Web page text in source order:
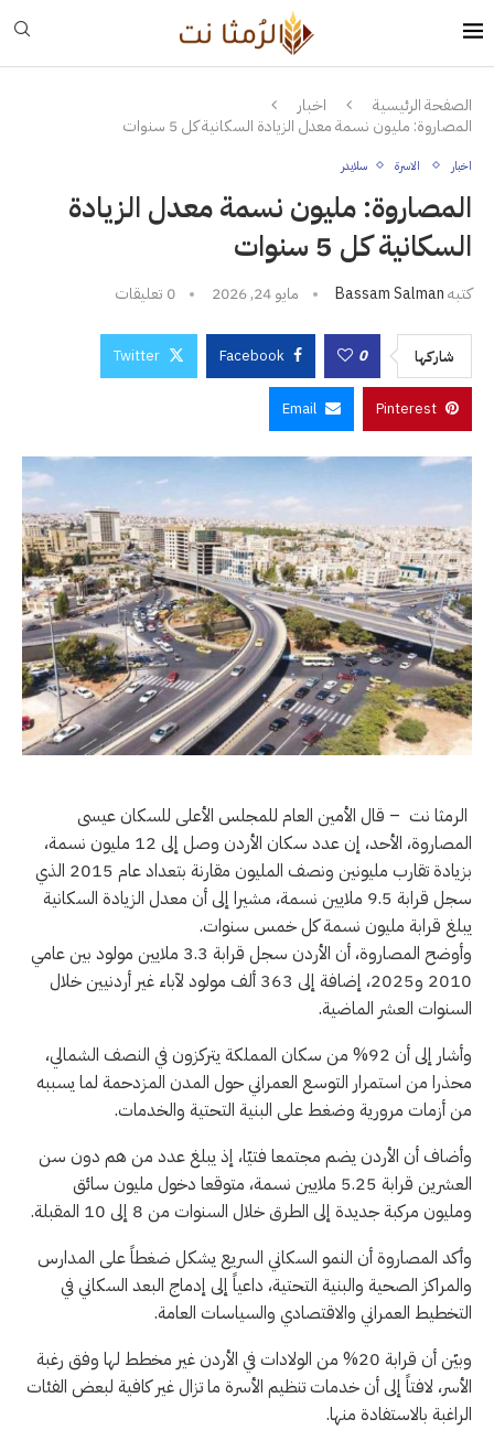
الصفحة الرئيسية
اخبار
المصاروة: مليون نسمة معدل الزيادة السكانية كل 5 سنوات
اخبار الاسرة سلايدر
المصاروة: مليون نسمة معدل الزيادة
السكانية كل 5 سنوات
كتبهBassam Salman مايو 24, 2026 0 تعليقات
شاركها 0
Facebook
Twitter
Pinterest
Email
الرمثا نت – قال الأمين العام للمجلس الأعلى للسكان عيسى
المصاروة، الأحد، إن عدد سكان الأردن وصل إلى 12 مليون نسمة،
بزيادة تقارب مليونين ونصف المليون مقارنة بتعداد عام 2015 الذي
سجل قرابة 9.5 ملايين نسمة، مشيرا إلى أن معدل الزيادة السكانية
يبلغ قرابة مليون نسمة كل خمس سنوات.
وأوضح المصاروة، أن الأردن سجل قرابة 3.3 ملايين مولود بين عامي
2010 و2025، إضافة إلى 363 ألف مولود لآباء غير أردنيين خلال
السنوات العشر الماضية.
وأشار إلى أن 92% من سكان المملكة يتركزون في النصف الشمالي،
محذرا من استمرار التوسع العمراني حول المدن المزدحمة لما يسببه
من أزمات مرورية وضغط على البنية التحتية والخدمات.
وأضاف أن الأردن يضم مجتمعا فتيّا، إذ يبلغ عدد من هم دون سن
العشرين قرابة 5.25 ملايين نسمة، متوقعا دخول مليون سائق
ومليون مركبة جديدة إلى الطرق خلال السنوات من 8 إلى 10 المقبلة.
وأكد المصاروة أن النمو السكاني السريع يشكل ضغطاً على المدارس
والمراكز الصحية والبنية التحتية، داعياً إلى إدماج البعد السكاني في
التخطيط العمراني والاقتصادي والسياسات العامة.
وبيّن أن قرابة 20% من الولادات في الأردن غير مخطط لها وفق رغبة
الأسر، لافتاً إلى أن خدمات تنظيم الأسرة ما تزال غير كافية لبعض الفئات
الراغبة بالاستفادة منها.